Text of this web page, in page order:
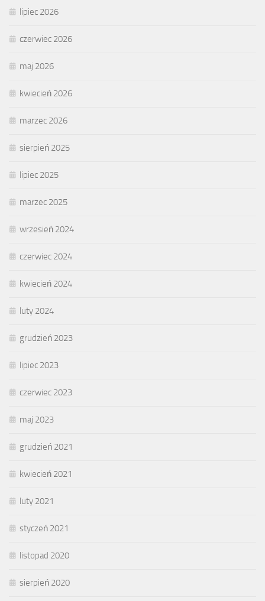
lipiec 2026
czerwiec 2026
maj 2026
kwiecień 2026
marzec 2026
sierpień 2025
lipiec 2025
marzec 2025
wrzesień 2024
czerwiec 2024
kwiecień 2024
luty 2024
grudzień 2023
lipiec 2023
czerwiec 2023
maj 2023
grudzień 2021
kwiecień 2021
luty 2021
styczeń 2021
listopad 2020
sierpień 2020